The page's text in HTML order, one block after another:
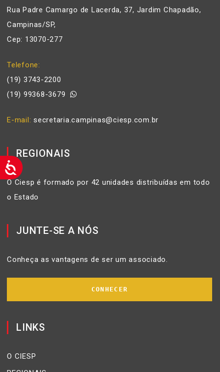
Rua Padre Camargo de Lacerda, 37, Jardim Chapadão,
Campinas/SP,
Cep: 13070-277
Telefone
(19) 3743-2200
(19) 99368-3679
E-mail secretaria.campinas@ciesp.com.br
REGIONAIS
O Ciesp é formado por 42 unidades distribuídas em todo
o Estado
JUNTE-SE A NÓS
Conheça as vantagens de ser um associado.
CONHECER
LINKS
O CIESP